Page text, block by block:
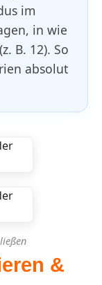
im
in wie
B. 12). So
absolut
&